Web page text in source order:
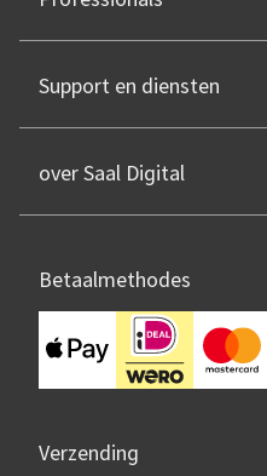
Support en diensten
over Saal Digital
Betaalmethodes
Verzending